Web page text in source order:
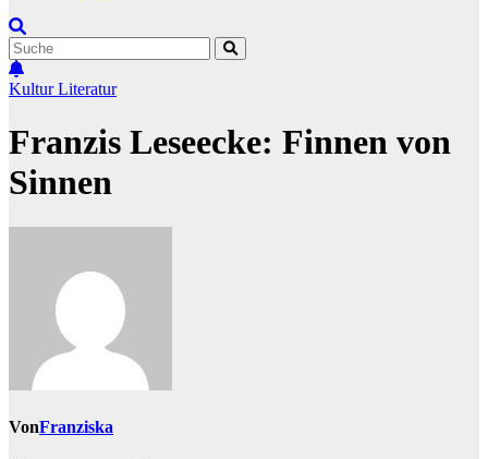
KulturLiteratur
Franzis Leseecke: Finnen von
Sinnen
VonFranziska